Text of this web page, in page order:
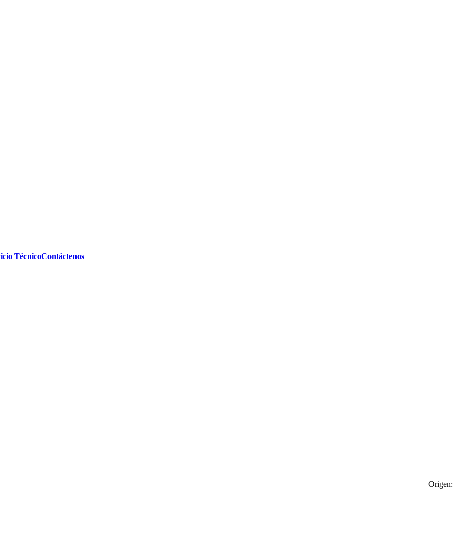
TécnicoContáctenos
Origen: